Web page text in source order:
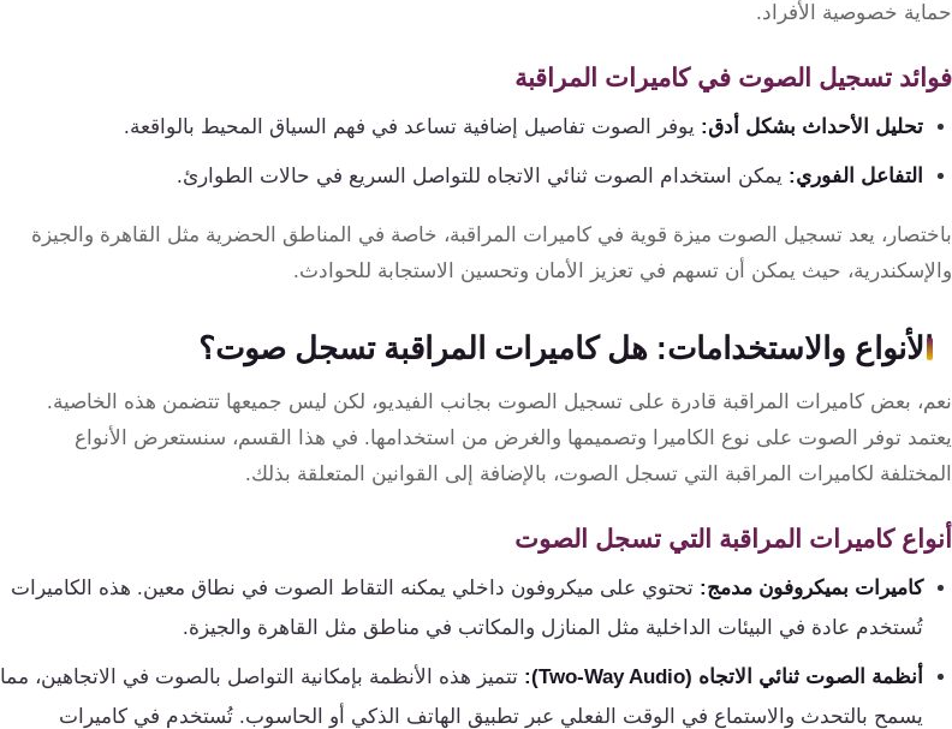
حماية خصوصية الأفراد.
فوائد تسجيل الصوت في كاميرات المراقبة
تحليل الأحداث بشكل أدق: يوفر الصوت تفاصيل إضافية تساعد في فهم السياق المحيط بالواقعة.
التفاعل الفوري: يمكن استخدام الصوت ثنائي الاتجاه للتواصل السريع في حالات الطوارئ.
باختصار، يعد تسجيل الصوت ميزة قوية في كاميرات المراقبة، خاصة في المناطق الحضرية مثل القاهرة والجيزة
والإسكندرية، حيث يمكن أن تسهم في تعزيز الأمان وتحسين الاستجابة للحوادث.
الأنواع والاستخدامات: هل كاميرات المراقبة تسجل صوت؟
نعم، بعض كاميرات المراقبة قادرة على تسجيل الصوت بجانب الفيديو، لكن ليس جميعها تتضمن هذه الخاصية.
يعتمد توفر الصوت على نوع الكاميرا وتصميمها والغرض من استخدامها. في هذا القسم، سنستعرض الأنواع
المختلفة لكاميرات المراقبة التي تسجل الصوت، بالإضافة إلى القوانين المتعلقة بذلك.
أنواع كاميرات المراقبة التي تسجل الصوت
كاميرات بميكروفون مدمج: تحتوي على ميكروفون داخلي يمكنه التقاط الصوت في نطاق معين. هذه الكاميرات
تُستخدم عادة في البيئات الداخلية مثل المنازل والمكاتب في مناطق مثل القاهرة والجيزة.
أنظمة الصوت ثنائي الاتجاه (Two-Way Audio):
تتميز هذه الأنظمة بإمكانية التواصل بالصوت في الاتجاهين، مما
يسمح بالتحدث والاستماع في الوقت الفعلي عبر تطبيق الهاتف الذكي أو الحاسوب. تُستخدم في كاميرات